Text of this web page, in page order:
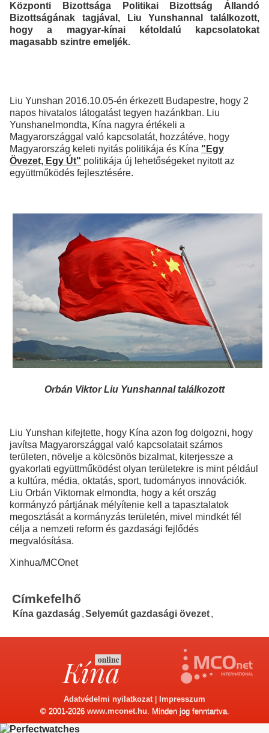
Központi Bizottsága Politikai Bizottság Állandó
Bizottságának tagjával, Liu Yunshannal találkozott,
hogy a magyar-kínai kétoldalú kapcsolatokat
magasabb szintre emeljék.
Liu Yunshan 2016.10.05-én érkezett Budapestre, hogy 2
napos hivatalos látogatást tegyen hazánkban. Liu
Yunshanelmondta, Kína nagyra értékeli a
Magyarországgal való kapcsolatát, hozzátéve, hogy
Magyarország keleti nyitás politikája és Kína "Egy
Övezet, Egy Út" politikája új lehetőségeket nyitott az
együttműködés fejlesztésére.
Orbán Viktor Liu Yunshannal találkozott
Liu Yunshan kifejtette, hogy Kína azon fog dolgozni, hogy
javítsa Magyarországgal való kapcsolatait számos
területen, növelje a kölcsönös bizalmat, kiterjessze a
gyakorlati együttműködést olyan területekre is mint például
a kultúra, média, oktatás, sport, tudományos innovációk.
Liu Orbán Viktornak elmondta, hogy a két ország
kormányzó pártjának mélyítenie kell a tapasztalatok
megosztását a kormányzás területén, mivel mindkét fél
célja a nemzeti reform és gazdasági fejlődés
megvalósítása.
Xinhua/MCOnet
Címkefelhő
Kína gazdaság ,Selyemút gazdasági övezet,
Adatvédelmi nyilatkozat | Impresszum
© 2001-2026 www.mconet.hu. Minden jog fenntartva.